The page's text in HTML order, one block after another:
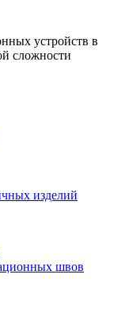
устройств в
сложности
изделий
швов